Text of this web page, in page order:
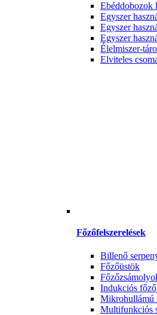
Ebéddobozok
Egyszer
Egyszer
Egyszer
Élelmiszer-
Elviteles
Főzőfelszerelések
Billenő
Főzőüstök
Indukciós
Mikrohullámú
Multifunkciós